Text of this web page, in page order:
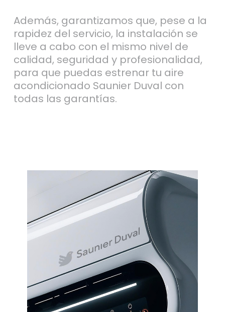
Además, garantizamos que, pese a la
rapidez del servicio, la instalación se
lleve a cabo con el mismo nivel de
calidad, seguridad y profesionalidad,
para que puedas estrenar tu aire
acondicionado Saunier Duval con
todas las garantías.